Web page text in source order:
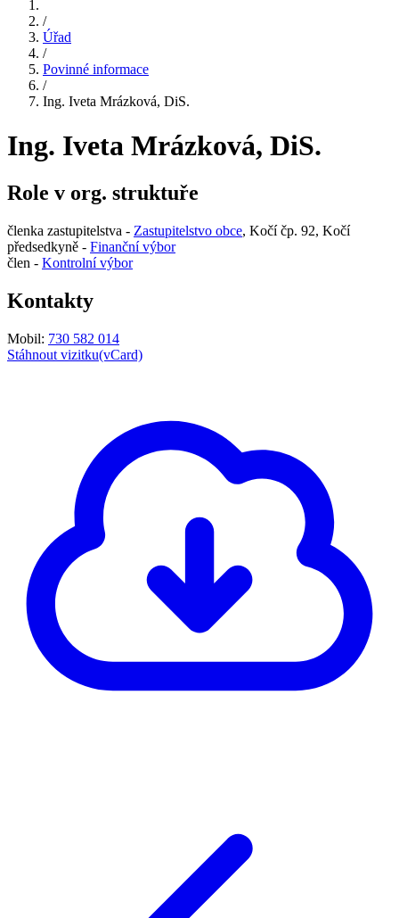
/
Úřad
/
Povinné informace
/
Ing. Iveta Mrázková, DiS.
Ing. Iveta Mrázková, DiS.
Role v org. struktuře
členka zastupitelstva - Zastupitelstvo obce, Kočí čp. 92, Kočí
předsedkyně - Finanční výbor
člen - Kontrolní výbor
Kontakty
Mobil: 730 582 014
Stáhnout vizitku(vCard)